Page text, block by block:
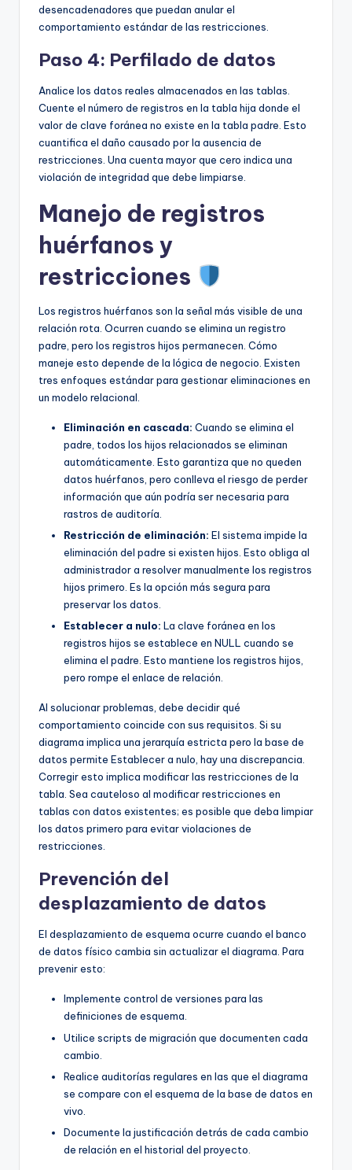
desencadenadores que puedan anular el
comportamiento estándar de las restricciones.
Paso 4: Perfilado de datos
Analice los datos reales almacenados en las tablas.
Cuente el número de registros en la tabla hija donde el
valor de clave foránea no existe en la tabla padre. Esto
cuantifica el daño causado por la ausencia de
restricciones. Una cuenta mayor que cero indica una
violación de integridad que debe limpiarse.
Manejo de registros
huérfanos y
restricciones
Los registros huérfanos son la señal más visible de una
relación rota. Ocurren cuando se elimina un registro
padre, pero los registros hijos permanecen. Cómo
maneje esto depende de la lógica de negocio. Existen
tres enfoques estándar para gestionar eliminaciones en
un modelo relacional.
Eliminación en cascada: Cuando se elimina el
padre, todos los hijos relacionados se eliminan
automáticamente. Esto garantiza que no queden
datos huérfanos, pero conlleva el riesgo de perder
información que aún podría ser necesaria para
rastros de auditoría.
Restricción de eliminación: El sistema impide la
eliminación del padre si existen hijos. Esto obliga al
administrador a resolver manualmente los registros
hijos primero. Es la opción más segura para
preservar los datos.
Establecer a nulo: La clave foránea en los
registros hijos se establece en NULL cuando se
elimina el padre. Esto mantiene los registros hijos,
pero rompe el enlace de relación.
Al solucionar problemas, debe decidir qué
comportamiento coincide con sus requisitos. Si su
diagrama implica una jerarquía estricta pero la base de
datos permite Establecer a nulo, hay una discrepancia.
Corregir esto implica modificar las restricciones de la
tabla. Sea cauteloso al modificar restricciones en
tablas con datos existentes; es posible que deba limpiar
los datos primero para evitar violaciones de
restricciones.
Prevención del
desplazamiento de datos
El desplazamiento de esquema ocurre cuando el banco
de datos físico cambia sin actualizar el diagrama. Para
prevenir esto:
Implemente control de versiones para las
definiciones de esquema.
Utilice scripts de migración que documenten cada
cambio.
Realice auditorías regulares en las que el diagrama
se compare con el esquema de la base de datos en
vivo.
Documente la justificación detrás de cada cambio
de relación en el historial del proyecto.